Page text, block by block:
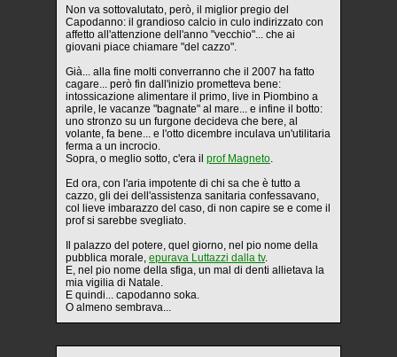
Non va sottovalutato, però, il miglior pregio del
Capodanno: il grandioso calcio in culo indirizzato con
affetto all'attenzione dell'anno "vecchio"... che ai
giovani piace chiamare "del cazzo".
Già... alla fine molti converranno che il 2007 ha fatto
cagare... però fin dall'inizio prometteva bene:
intossicazione alimentare il primo, live in Piombino a
aprile, le vacanze "bagnate" al mare... e infine il botto:
uno stronzo su un furgone decideva che bere, al
volante, fa bene... e l'otto dicembre inculava un'utilitaria
ferma a un incrocio.
Sopra, o meglio sotto, c'era il prof Magneto.
Ed ora, con l'aria impotente di chi sa che è tutto a
cazzo, gli dei dell'assistenza sanitaria confessavano,
col lieve imbarazzo del caso, di non capire se e come il
prof si sarebbe svegliato.
Il palazzo del potere, quel giorno, nel pio nome della
pubblica morale, epurava Luttazzi dalla tv.
E, nel pio nome della sfiga, un mal di denti allietava la
mia vigilia di Natale.
E quindi... capodanno soka.
O almeno sembrava...